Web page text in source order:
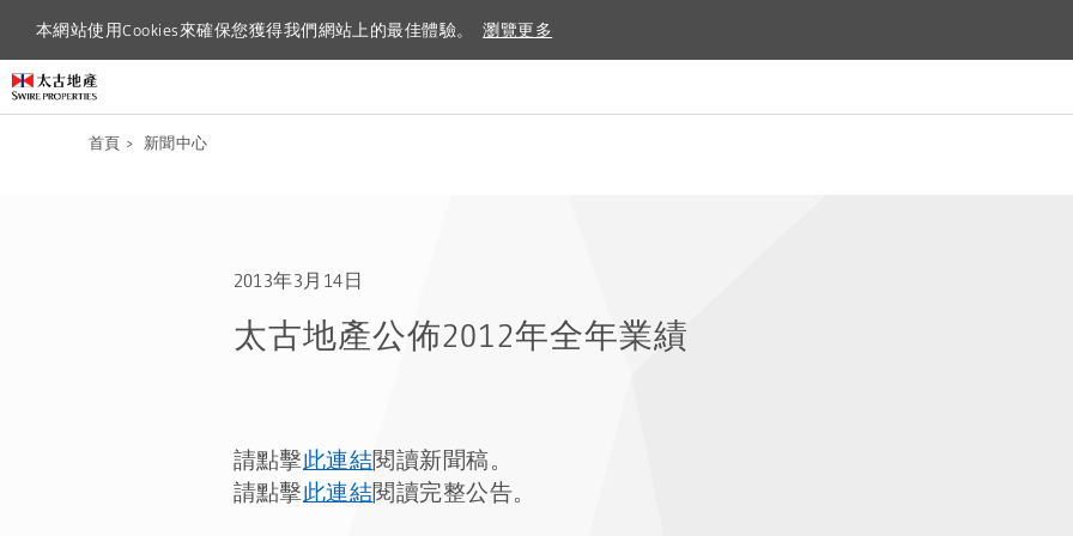
本網站使用Cookies來確保您獲得我們網站上的最佳體驗。 瀏覽更多
本網站使用Cookies來確保您獲得我們網站上的最佳體驗。 瀏覽更多
首頁 > 新聞中心
2013年3月14日
太古地產公佈2012年全年業績
請點擊此連結閱讀新聞稿。
請點擊此連結閱讀完整公告。